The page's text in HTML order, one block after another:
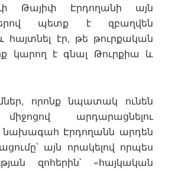
Թայիփ Էրդողանի այն
պետք է զբաղվեն
էր, թե թուրքական
կարող է գնալ Թուրքիա և
որոնք նպատակ ունեն
արդարացնելու
նախագահ Էրդողանն արդեն
այն որակելով որպես
զոհերին՝ «հայկական